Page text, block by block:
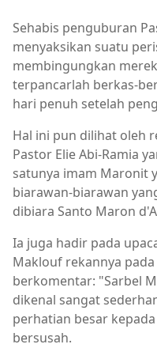
Sehabis penguburan
menyaksikan suatu
membingungkan
terpancarlah berkas-
hari penuh setelah
Hal ini pun dilihat oleh
Pastor Elie Abi-Ramia
satunya imam Maronit
biarawan-biarawan
dibiara Santo Maron
Ia juga hadir pada
Maklouf rekannya
berkomentar: "Sarbel
dikenal sangat
perhatian besar
bersusah.